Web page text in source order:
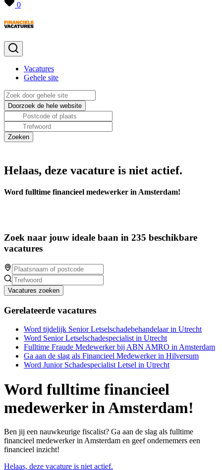
0
Vacatures
Gehele site
Helaas, deze vacature is niet actief.
Word fulltime financieel medewerker in Amsterdam!
Zoek naar jouw ideale baan in 235 beschikbare
vacatures
Vacatures zoeken
Gerelateerde vacatures
Word tijdelijk Senior Letselschadebehandelaar in Utrecht
Word Senior Letselschadespecialist in Utrecht
Fulltime Fraude Medewerker bij ABN AMRO in Amsterdam
Ga aan de slag als Financieel Medewerker in Hilversum
Word Junior Schadespecialist Letsel in Utrecht
Word fulltime financieel
medewerker in Amsterdam!
Ben jij een nauwkeurige fiscalist? Ga aan de slag als fulltime
financieel medewerker in Amsterdam en geef ondernemers een
financieel inzicht!
Helaas, deze vacature is niet actief.